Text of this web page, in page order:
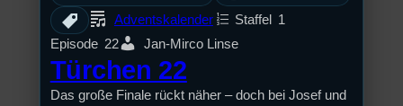
Adventskalender Staffel
1
Episode 22 Jan-Mirco Linse
Türchen 22
Das große Finale rückt näher – doch bei Josef und